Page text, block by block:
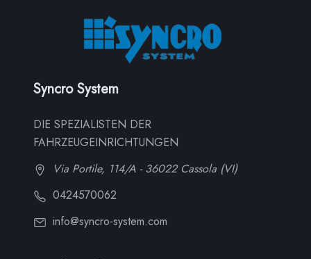
Syncro System
DIE SPEZIALISTEN DER
FAHRZEUGEINRICHTUNGEN
Via Portile, 114/A - 36022 Cassola (VI)
0424570062
info@syncro-system.com